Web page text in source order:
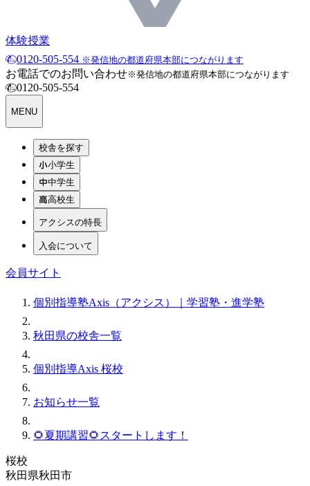
体験授業
0120-505-554 ※発信地の都道府県本部につながります
お電話でのお問い合わせ※発信地の都道府県本部につながります
0120-505-554
MENU
校舎を探す
小学生
中学生
高校生
アクシスの特長
入会について
会員サイト
個別指導塾Axis（アクシス）｜学習塾・進学塾
秋田県の校舎一覧
個別指導Axis 桜校
お知らせ一覧
🌻夏期講習🌻スタートします！
桜校
秋田県秋田市